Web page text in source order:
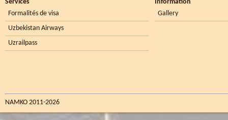
Services
Formalités de visa
Uzbekistan Airways
Uzrailpass
Information
Gallery
NAMKO 2011-2026